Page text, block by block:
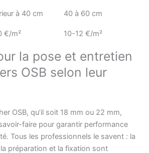
à 40 cm 40 à 60 cm
€/m² 10-12 €/m²
la pose et entretien
OSB selon leur
OSB, qu’il soit 18 mm ou 22 mm,
faire pour garantir performance
Tous les professionnels le savent : la
préparation et la fixation sont